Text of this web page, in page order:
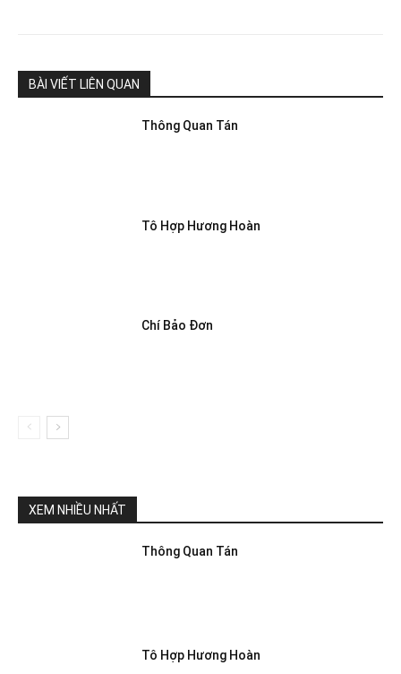
BÀI VIẾT LIÊN QUAN
Thông Quan Tán
Tô Hợp Hương Hoàn
Chí Bảo Đơn
XEM NHIỀU NHẤT
Thông Quan Tán
Tô Hợp Hương Hoàn